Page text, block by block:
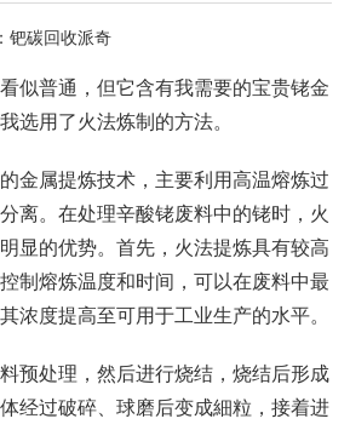
钯碳回收派奇
似普通，但它含有我需要的宝贵铑金
选用了火法炼制的方法。
金属提炼技术，主要利用高温熔炼过
离。在处理辛酸铑废料中的铑时，火
显的优势。首先，火法提炼具有较高
制熔炼温度和时间，可以在废料中最
浓度提高至可用于工业生产的水平。
预处理，然后进行烧结，烧结后形成
经过破碎、球磨后变成細粒，接着进